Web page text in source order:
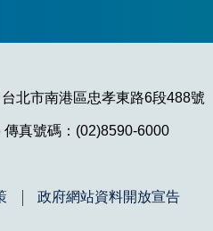
北市南港區忠孝東路6段488號
真號碼：(02)8590-6000
政府網站資料開放宣告